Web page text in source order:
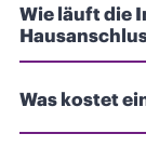
Wie läuft die
Was kostet